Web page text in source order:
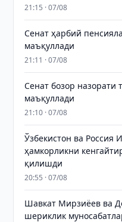
21:15 · 07/08
Сенат ҳарбий
маъқуллади
21:11 · 07/08
Сенат бозор назорати
маъқуллади
21:10 · 07/08
Ўзбекистон ва Россия
ҳамкорликни
қилишди
20:55 · 07/08
Шавкат Мирзиёев ва
шериклик